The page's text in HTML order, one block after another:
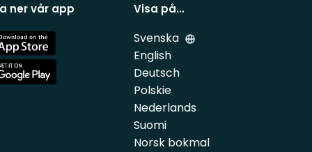
ner vår app Visa på…
Svenska
English
Deutsch
Polskie
Nederlands
Suomi
Norsk bokmal